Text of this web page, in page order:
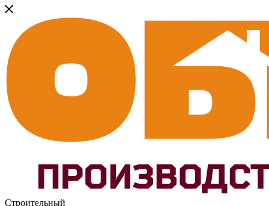
Строительный